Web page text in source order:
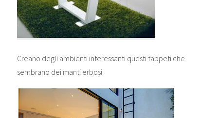
Creano degli ambienti interessanti questi tappeti che
sembrano dei manti erbosi